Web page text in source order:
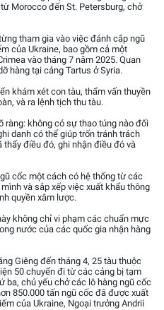
Morocco đến St. Petersburg, chở
tham gia vào việc đánh cắp ngũ
của Ukraine, bao gồm cả một
vào tháng 7 năm 2025. Quan
hàng tại cảng Tartus ở Syria.
khám xét con tàu, thẩm vấn thuyền
và ra lệnh tịch thu tàu.
ràng: không có sự thao túng nào đối
danh có thể giúp trốn tránh trách
thấy điều đó, ghi nhận điều đó và
cốc một cách có hệ thống từ các
và sắp xếp việc xuất khẩu thông
quyền xâm lược.
không chỉ vi phạm các chuẩn mực
nước của các quốc gia nhận hàng
Giêng đến tháng 4, 25 tàu thuộc
50 chuyến đi từ các cảng bị tạm
ba, chủ yếu chở các lô hàng ngũ cốc
850.000 tấn ngũ cốc đã được xuất
của Ukraine, Ngoại trưởng Andrii